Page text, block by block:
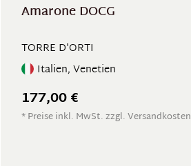
Amarone DOCG
TORRE D'ORTI
Italien, Venetien
177,00 €
* Preise inkl. MwSt. zzgl. Versandkosten